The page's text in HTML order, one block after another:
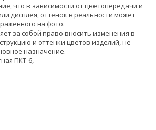
что в зависимости от цветопередачи и
дисплея, оттенок в реальности может
на фото.
за собой право вносить изменения в
и оттенки цветов изделий, не
назначение.